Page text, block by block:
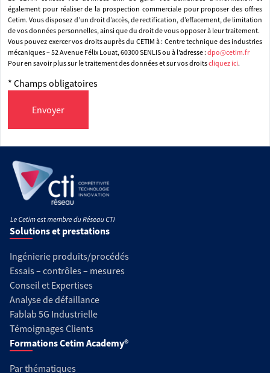
également pour réaliser de la prospection commerciale pour proposer des offres
Cetim. Vous disposez d’un droit d’accès, de rectification, d’effacement, de limitation
de vos données personnelles, ainsi que du droit de vous opposer à leur traitement.
Vous pouvez exercer vos droits auprès du CETIM à : Centre technique des industries
mécaniques – 52 Avenue Félix Louat, 60300 SENLIS ou à l’adresse : dpo@cetim.fr
Pour en savoir plus sur le traitement des données et sur vos droitscliquez ici.
* Champs obligatoires
Envoyer
Solutions et prestations
Ingénierie produits/procédés
Essais – contrôles – mesures
Conseil et Expertises
Analyse de défaillance
Fablab 5G Industrielle
Témoignages Clients
Formations Cetim Academy®
Par thématiques